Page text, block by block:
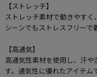
【ストレッチ】
ストレッチ素材で動きやす
シーンでもストレスフリーで
【高通気】
高通気性素材を使用し、汗
す。通気性に優れたアイテム